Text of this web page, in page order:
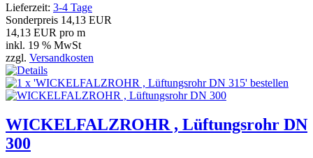
Lieferzeit: 3-4 Tage
Sonderpreis 14,13 EUR
14,13 EUR pro m
inkl. 19 % MwSt
zzgl. Versandkosten
WICKELFALZROHR , Lüftungsrohr DN
300